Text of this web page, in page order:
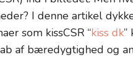
I denne artikel
som kissCSR “kiss dk”
af bæredygtighed og